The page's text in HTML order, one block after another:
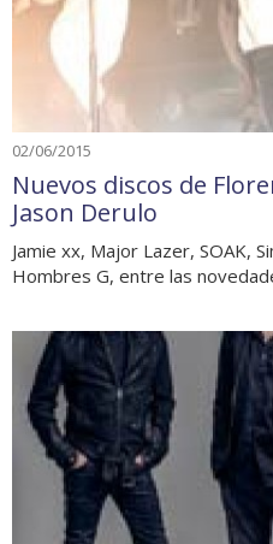
02/06/2015
Nuevos discos de
Jason Derulo
Jamie xx, Major Lazer, SOAK,
Hombres G, entre las